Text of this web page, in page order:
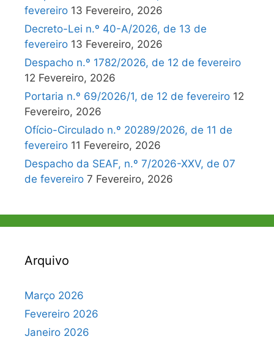
fevereiro 13 Fevereiro, 2026
Decreto-Lei n.º 40-A/2026, de 13 de
fevereiro 13 Fevereiro, 2026
Despacho n.º 1782/2026, de 12 de fevereiro
12 Fevereiro, 2026
Portaria n.º 69/2026/1, de 12 de fevereiro 12
Fevereiro, 2026
Ofício-Circulado n.º 20289/2026, de 11 de
fevereiro 11 Fevereiro, 2026
Despacho da SEAF, n.º 7/2026-XXV, de 07
de fevereiro 7 Fevereiro, 2026
Arquivo
Março 2026
Fevereiro 2026
Janeiro 2026